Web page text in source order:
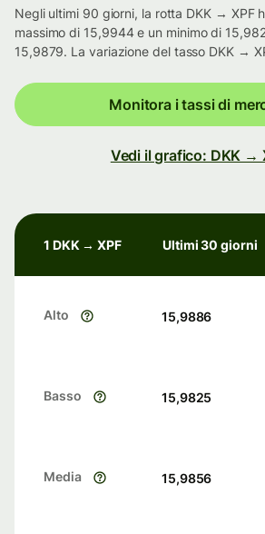
Negli ultimi 90 giorni, la rotta DKK → XPF
massimo di 15,9944 e un minimo di
15,9879. La variazione del tasso DKK →
Monitora i tassi di
Vedi il grafico: DKK →
1 DKK → XPF Ultimi 30 giorni
Alto 15,9886
Basso 15,9825
Media 15,9856